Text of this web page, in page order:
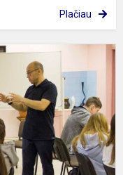
Plačiau